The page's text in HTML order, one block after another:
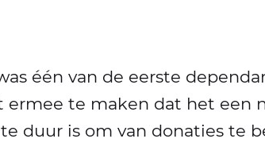
één van de eerste
ermee te maken dat het een
duur is om van donaties te